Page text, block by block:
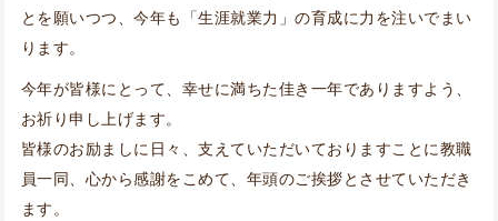
とを願いつつ、今年も「生涯就業力」の育成に力を注いでまい
ります。
今年が皆様にとって、幸せに満ちた佳き一年でありますよう、
お祈り申し上げます。
皆様のお励ましに日々、支えていただいておりますことに教職
員一同、心から感謝をこめて、年頭のご挨拶とさせていただき
ます。